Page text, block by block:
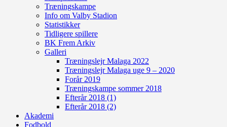
Træningskampe
Info om Valby Stadion
Statistikker
Tidligere spillere
BK Frem Arkiv
Galleri
Træningslejr Malaga 2022
Træningslejr Malaga uge 9 – 2020
Forår 2019
Træningskampe sommer 2018
Efterår 2018 (1)
Efterår 2018 (2)
Akademi
Fodbold